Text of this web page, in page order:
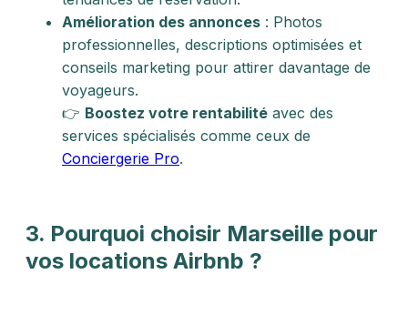
Amélioration des annonces : Photos
professionnelles, descriptions optimisées et
conseils marketing pour attirer davantage de
voyageurs.
👉 Boostez votre rentabilité avec des
services spécialisés comme ceux de
Conciergerie Pro.
3. Pourquoi choisir Marseille pour
vos locations Airbnb ?